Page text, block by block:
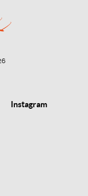
Instagram